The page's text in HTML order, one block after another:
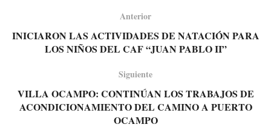
Anterior
INICIARON LAS ACTIVIDADES DE NATACIÓN PARA
LOS NIÑOS DEL CAF “JUAN PABLO II”
Siguiente
VILLA OCAMPO: CONTINÚAN LOS TRABAJOS DE
ACONDICIONAMIENTO DEL CAMINO A PUERTO
OCAMPO